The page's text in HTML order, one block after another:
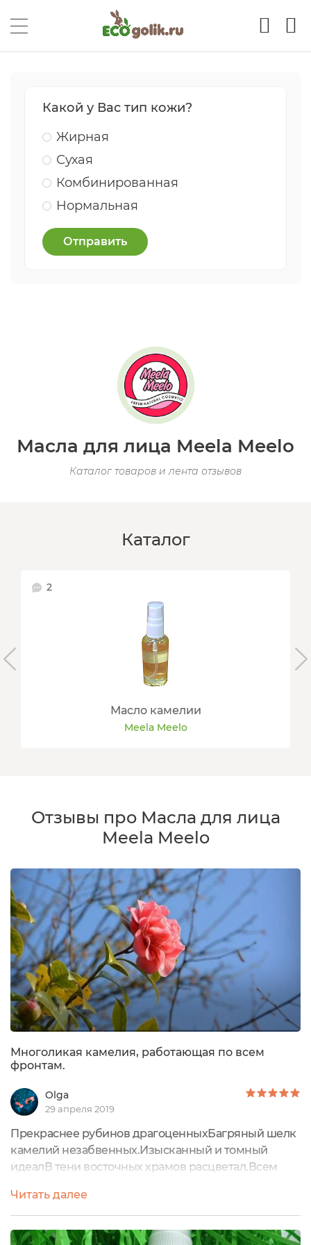
Какой у Вас тип кожи?
Жирная
Сухая
Комбинированная
Нормальная
Отправить
Масла для лица Meela Meelo
Каталог товаров и лента отзывов
Каталог
2
Масло камелии
Meela Meelo
Отзывы про Масла для лица
Meela Meelo
Многоликая камелия, работающая по всем
фронтам.
Olga
29 апреля 2019
Прекраснее рубинов драгоценныхБагряный шелк
камелий незабвенных.Изысканный и томный
идеалВ тени восточных храмов расцветал.Всем
ЭКОголик брендом Meela Meelo мне было
предоставлено масло Камелии. Пришла пора
поделиться впечатлениями о данном
Читать далее